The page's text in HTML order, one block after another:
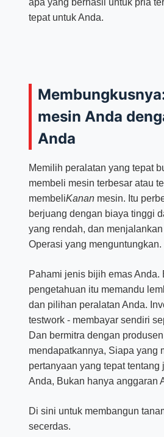
tepat untuk Anda.
mesin Anda
Anda
Memilih peralatan yang tepat
membeli mesin terbesar atau
membeliKananmesin. Itu
berjuang dengan biaya tinggi
yang rendah, dan
Operasi yang menguntungkan.
Pahami jenis bijih emas Anda.
pengetahuan itu memandu
dan pilihan peralatan Anda.
testwork - membayar sendiri
Dan bermitra dengan
mendapatkannya, Siapa yang
pertanyaan yang tepat tentang
Anda, Bukan hanya anggaran
Di sini untuk membangun
secerdas.